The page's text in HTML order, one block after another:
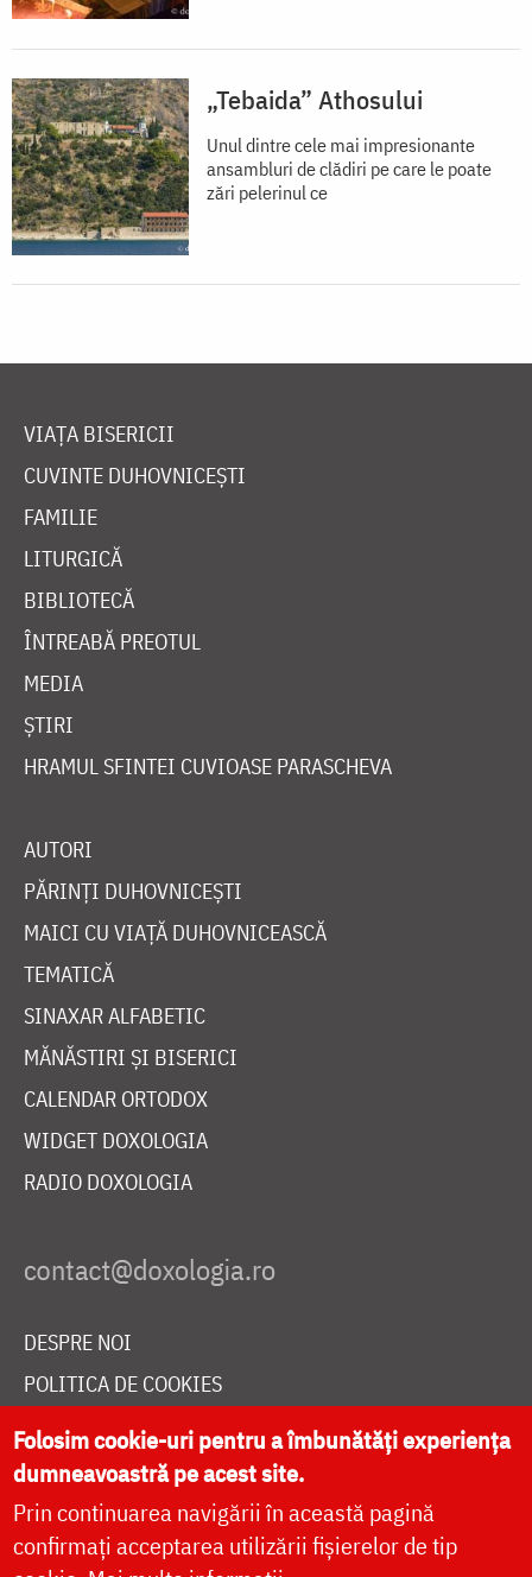
„Tebaida” Athosului
Unul dintre cele mai impresionante
ansambluri de clădiri pe care le poate
zări pelerinul ce
VIAȚA BISERICII
CUVINTE DUHOVNICEȘTI
FAMILIE
LITURGICĂ
BIBLIOTECĂ
ÎNTREABĂ PREOTUL
MEDIA
ȘTIRI
HRAMUL SFINTEI CUVIOASE PARASCHEVA
AUTORI
PĂRINȚI DUHOVNICEȘTI
MAICI CU VIAȚĂ DUHOVNICEASCĂ
TEMATICĂ
SINAXAR ALFABETIC
MĂNĂSTIRI ȘI BISERICI
CALENDAR ORTODOX
WIDGET DOXOLOGIA
RADIO DOXOLOGIA
DESPRE NOI
POLITICA DE COOKIES
DONEAZĂ ONLINE PENTRU CATEDRALA NAȚIONALĂ
LIVE
Folosim cookie-uri pentru a îmbunătăți experiența
dumneavoastră pe acest site.
Prin continuarea navigării în această pagină
confirmați acceptarea utilizării fișierelor de tip